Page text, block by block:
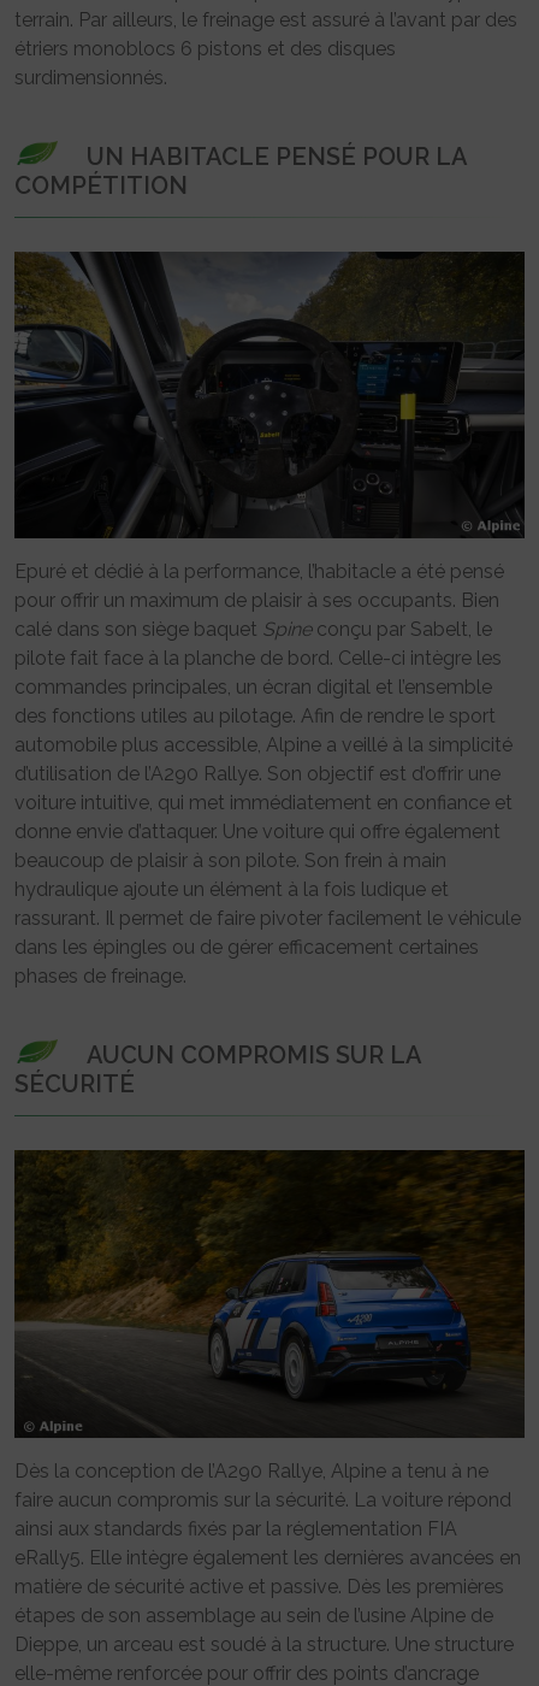
terrain. Par ailleurs, le freinage est assuré à l’avant par des
étriers monoblocs 6 pistons et des disques
surdimensionnés.
UN HABITACLE PENSÉ POUR LA
COMPÉTITION
Epuré et dédié à la performance, l’habitacle a été pensé
pour offrir un maximum de plaisir à ses occupants. Bien
calé dans son siège baquet Spine conçu par Sabelt, le
pilote fait face à la planche de bord. Celle-ci intègre les
commandes principales, un écran digital et l’ensemble
des fonctions utiles au pilotage. Afin de rendre le sport
automobile plus accessible, Alpine a veillé à la simplicité
d’utilisation de l’A290 Rallye. Son objectif est d’offrir une
voiture intuitive, qui met immédiatement en confiance et
donne envie d’attaquer. Une voiture qui offre également
beaucoup de plaisir à son pilote. Son frein à main
hydraulique ajoute un élément à la fois ludique et
rassurant. Il permet de faire pivoter facilement le véhicule
dans les épingles ou de gérer efficacement certaines
phases de freinage.
AUCUN COMPROMIS SUR LA
SÉCURITÉ
Dès la conception de l’A290 Rallye, Alpine a tenu à ne
faire aucun compromis sur la sécurité. La voiture répond
ainsi aux standards fixés par la réglementation FIA
eRally5. Elle intègre également les dernières avancées en
matière de sécurité active et passive. Dès les premières
étapes de son assemblage au sein de l’usine Alpine de
Dieppe, un arceau est soudé à la structure. Une structure
elle-même renforcée pour offrir des points d’ancrage